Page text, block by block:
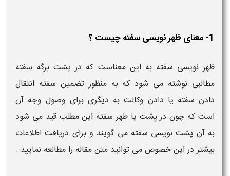
1- معنای ظهر نویسی سفته چیست ؟
ظهر نویسی سفته به این معناست که در پشت برگه سفته
مطالبی نوشته می شود که به منظور تضمین سفته انتقال
دادن سفته یا دادن وکالت به دیگری برای وصول وجه آن
است که چون در پشت یا ظهر سفته این مطلب قید می شود
به آن پشت نویسی سفته می گویند و برای دریافت اطلاعات
بیشتر در این خصوص می توانید متن مقاله را مطالعه نمایید .